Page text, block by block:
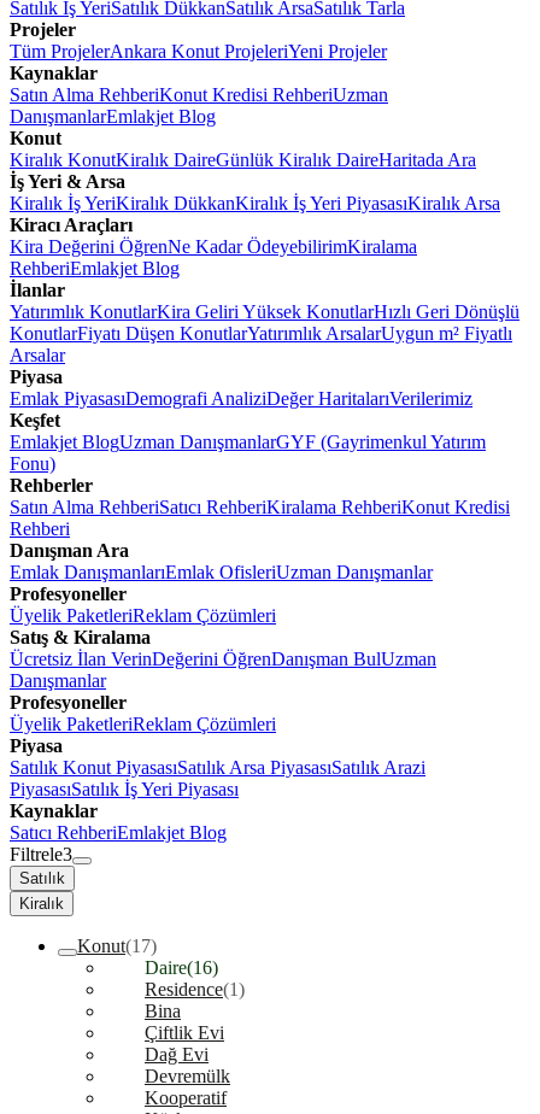
Satılık İş YeriSatılık DükkanSatılık ArsaSatılık Tarla
Projeler
Tüm ProjelerAnkara Konut ProjeleriYeni Projeler
Kaynaklar
Satın Alma RehberiKonut Kredisi RehberiUzman
DanışmanlarEmlakjet Blog
Konut
Kiralık KonutKiralık DaireGünlük Kiralık DaireHaritada Ara
İş Yeri & Arsa
Kiralık İş YeriKiralık DükkanKiralık İş Yeri PiyasasıKiralık Arsa
Kiracı Araçları
Kira Değerini ÖğrenNe Kadar ÖdeyebilirimKiralama
RehberiEmlakjet Blog
İlanlar
Yatırımlık KonutlarKira Geliri Yüksek KonutlarHızlı Geri Dönüşlü
KonutlarFiyatı Düşen KonutlarYatırımlık ArsalarUygun m² Fiyatlı
Arsalar
Piyasa
Emlak PiyasasıDemografi AnaliziDeğer HaritalarıVerilerimiz
Keşfet
Emlakjet BlogUzman DanışmanlarGYF (Gayrimenkul Yatırım
Fonu)
Rehberler
Satın Alma RehberiSatıcı RehberiKiralama RehberiKonut Kredisi
Rehberi
Danışman Ara
Emlak DanışmanlarıEmlak OfisleriUzman Danışmanlar
Profesyoneller
Üyelik PaketleriReklam Çözümleri
Satış & Kiralama
Ücretsiz İlan VerinDeğerini ÖğrenDanışman BulUzman
Danışmanlar
Profesyoneller
Üyelik PaketleriReklam Çözümleri
Piyasa
Satılık Konut PiyasasıSatılık Arsa PiyasasıSatılık Arazi
PiyasasıSatılık İş Yeri Piyasası
Kaynaklar
Satıcı RehberiEmlakjet Blog
Filtrele3
Satılık
Kiralık
Konut(17)
Daire(16)
Residence(1)
Bina
Çiftlik Evi
Dağ Evi
Devremülk
Kooperatif